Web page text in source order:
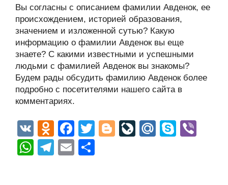
Вы согласны с описанием фамилии Авденок, ее
происхождением, историей образования,
значением и изложенной сутью? Какую
информацию о фамилии Авденок вы еще
знаете? С какими известными и успешными
людьми с фамилией Авденок вы знакомы?
Будем рады обсудить фамилию Авденок более
подробно с посетителями нашего сайта в
комментариях.
V
K
O
d
n
F
a
c
T
Bl Li
M S
W T
E